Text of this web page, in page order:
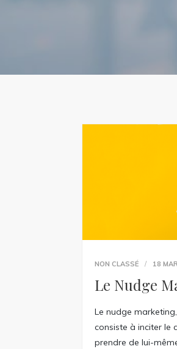
NON CLASSÉ 18
Le Nudge
Le nudge
consiste à inciter le
prendre de lui-